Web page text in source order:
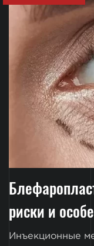
риски и
Инъекционные